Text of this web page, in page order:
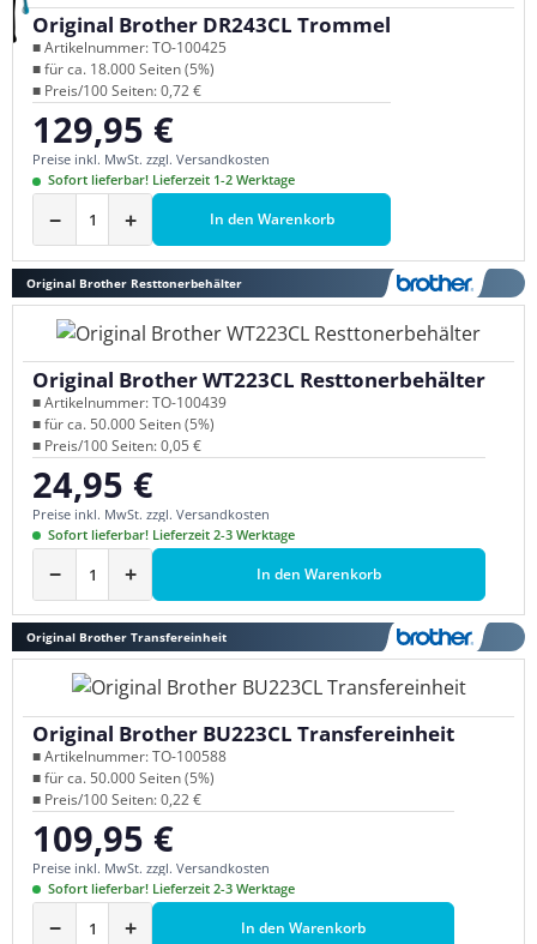
Original Brother DR243CL Trommel
■ Artikelnummer: TO-100425
■ für ca. 18.000 Seiten (5%)
■ Preis/100 Seiten: 0,72 €
Regulärer Preis:
129,95 €
Preise inkl. MwSt. zzgl. Versandkosten
Sofort lieferbar! Lieferzeit 1-2 Werktage
− + In den Warenkorb
Original Brother Resttonerbehälter
Original Brother WT223CL Resttonerbehälter
■ Artikelnummer: TO-100439
■ für ca. 50.000 Seiten (5%)
■ Preis/100 Seiten: 0,05 €
Regulärer Preis:
24,95 €
Preise inkl. MwSt. zzgl. Versandkosten
Sofort lieferbar! Lieferzeit 2-3 Werktage
− + In den Warenkorb
Original Brother Transfereinheit
Original Brother BU223CL Transfereinheit
■ Artikelnummer: TO-100588
■ für ca. 50.000 Seiten (5%)
■ Preis/100 Seiten: 0,22 €
Regulärer Preis:
109,95 €
Preise inkl. MwSt. zzgl. Versandkosten
Sofort lieferbar! Lieferzeit 2-3 Werktage
− + In den Warenkorb